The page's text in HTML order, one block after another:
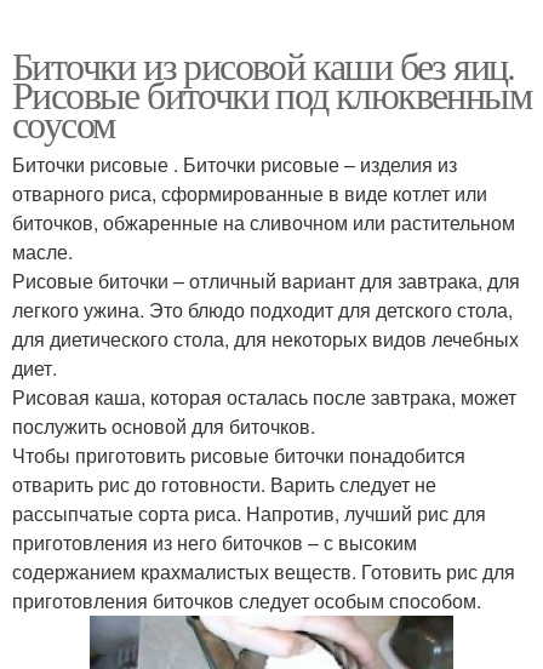
Биточки из рисовой каши без яиц.
Рисовые биточки под клюквенным
соусом
Биточки рисовые . Биточки рисовые – изделия из
отварного риса, сформированные в виде котлет или
биточков, обжаренные на сливочном или растительном
масле.
Рисовые биточки – отличный вариант для завтрака, для
легкого ужина. Это блюдо подходит для детского стола,
для диетического стола, для некоторых видов лечебных
диет.
Рисовая каша, которая осталась после завтрака, может
послужить основой для биточков.
Чтобы приготовить рисовые биточки понадобится
отварить рис до готовности. Варить следует не
рассыпчатые сорта риса. Напротив, лучший рис для
приготовления из него биточков – с высоким
содержанием крахмалистых веществ. Готовить рис для
приготовления биточков следует особым способом.